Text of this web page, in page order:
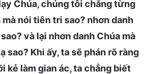
Chúa, chúng tôi chẳng từng
mà nói tiên tri sao? nhơn danh
và lại nhơn danh Chúa mà
sao? Khi ấy, ta sẽ phán rõ ràng
kẻ làm gian ác, ta chẳng biết